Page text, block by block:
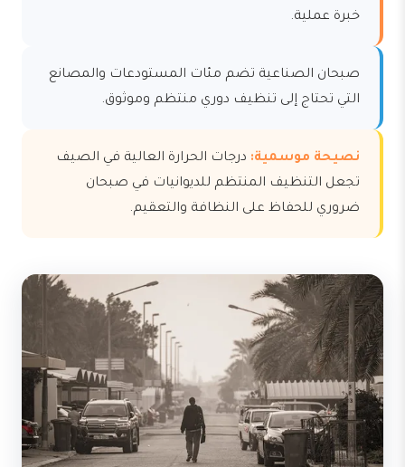
خبرة عملية.
صبحان الصناعية تضم مئات المستودعات والمصانع
التي تحتاج إلى تنظيف دوري منتظم وموثوق.
نصيحة موسمية: درجات الحرارة العالية في الصيف
تجعل التنظيف المنتظم للديوانيات في صبحان
ضروري للحفاظ على النظافة والتعقيم.